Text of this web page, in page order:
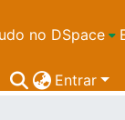
no DSpace
Entrar